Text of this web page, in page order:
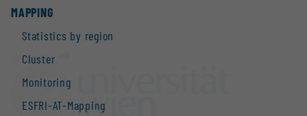
MAPPING
Statistics by region
Cluster
Monitoring
ESFRI-AT-Mapping
Website